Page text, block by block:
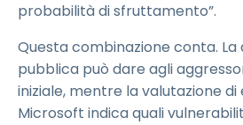
probabilità di sfruttamento”.
Questa combinazione conta. La
pubblica può dare agli
iniziale, mentre la valutazione
Microsoft indica quali